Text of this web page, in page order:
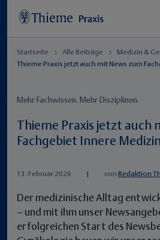
Startseite Alle Beiträge
Medizin &
Thieme Praxis jetzt auch mit News zum
Mehr Fachwissen. Mehr Disziplinen.
Thieme Praxis jetzt auch
Fachgebiet Innere Medizin
13. Februar 2026 von Redaktion
Der medizinische Alltag
– und mit ihm unser
erfolgreichen Start des